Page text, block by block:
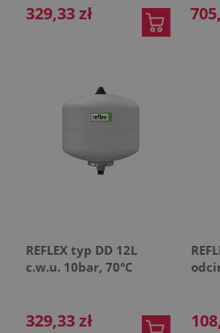
329,33 zł
REFLEX typ DD 12L
c.w.u. 10bar, 70°C
329,33 zł